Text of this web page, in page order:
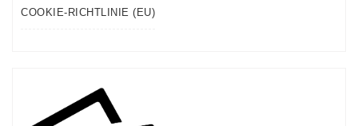
COOKIE-RICHTLINIE (EU)